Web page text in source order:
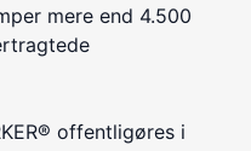
mere end 4.500
offentligøres i